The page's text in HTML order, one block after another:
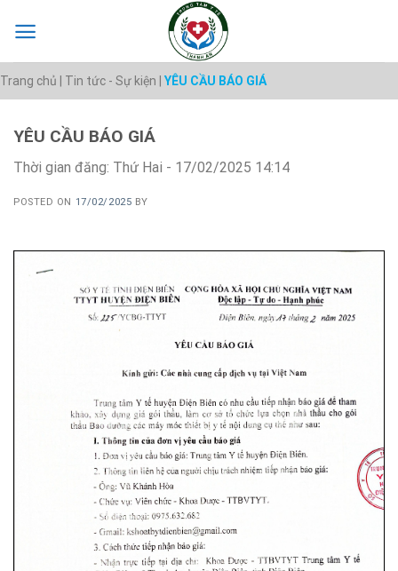
Trang chủ Tin tức - Sự kiện YÊU CẦU BÁO GIÁ
YÊU CẦU BÁO GIÁ
Thời gian đăng: Thứ Hai - 17/02/2025 14:14
POSTED ON 17/02/2025 BY